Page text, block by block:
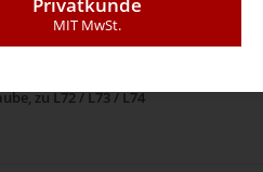
zu L72 / L73 / L74
Privatkunde
MIT MwSt.